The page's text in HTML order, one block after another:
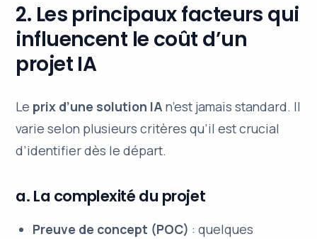
2. Les principaux facteurs qui
influencent le coût d’un
projet IA
Le prix d’une solution IA n’est jamais standard. Il
varie selon plusieurs critères qu’il est crucial
d’identifier dès le départ.
a. La complexité du projet
Preuve de concept (POC) : quelques